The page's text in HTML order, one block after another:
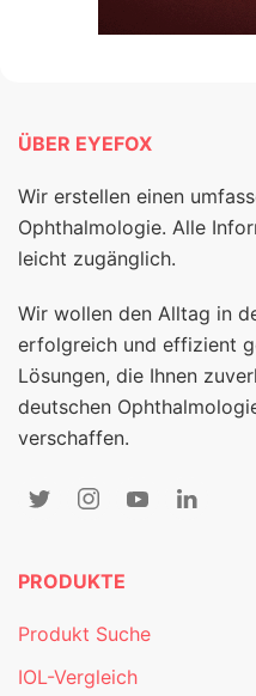
ÜBER EYEFOX
Wir erstellen einen
Ophthalmologie. Alle
leicht zugänglich.
Wir wollen den Alltag in
erfolgreich und effizient
Lösungen, die Ihnen
deutschen
verschaffen.
PRODUKTE
Produkt Suche
IOL-Vergleich